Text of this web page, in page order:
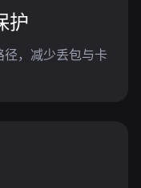
护
，减少丢包与卡